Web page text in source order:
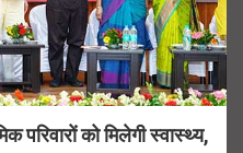
को मिलेगी स्वास्थ्य,